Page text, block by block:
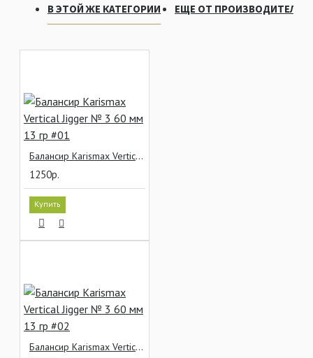
В ЭТОЙ ЖЕ КАТЕГОРИИ ЕЩЕ ОТ ПРОИЗВОДИТЕЛЯ
Балансир Karismax Vertical Jigger № 3 60 мм 13 гр #01
1250р.
Купить
Балансир Karismax Vertical Jigger № 3 60 мм 13 гр #02